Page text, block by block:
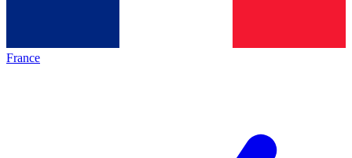
France